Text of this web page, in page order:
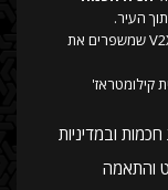
העיר.
פיילוטים בצמתים עם חיישנים ותקשורת V2X שמשפרים את
קילומטראז'
ובמדיניות
והתאמה